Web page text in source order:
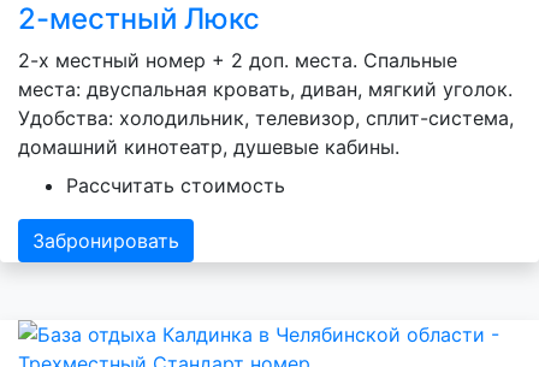
2-местный Люкс
2-х местный номер + 2 доп. места. Спальные
места: двуспальная кровать, диван, мягкий уголок.
Удобства: холодильник, телевизор, сплит-система,
домашний кинотеатр, душевые кабины.
Рассчитать стоимость
Забронировать